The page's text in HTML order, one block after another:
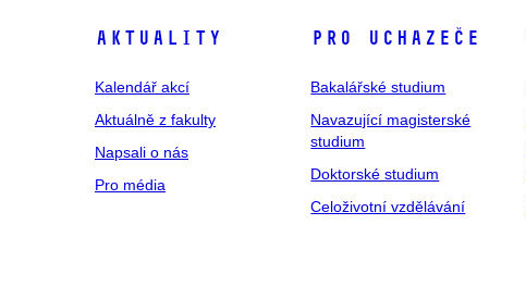
Aktuality
Kalendář akcí
Aktuálně z fakulty
Napsali o nás
Pro média
Pro uchazeče
Bakalářské studium
Navazující magisterské
studium
Doktorské studium
Celoživotní vzdělávání